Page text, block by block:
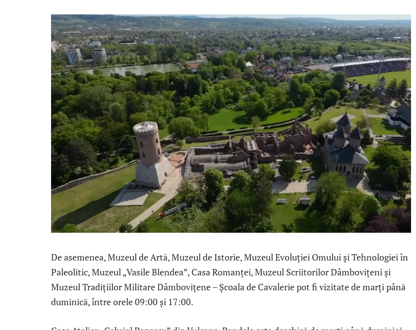
De asemenea, Muzeul de Artă, Muzeul de Istorie, Muzeul Evoluției Omului și Tehnologiei în
Paleolitic, Muzeul „Vasile Blendea”, Casa Romanței, Muzeul Scriitorilor Dâmbovițeni și
Muzeul Tradițiilor Militare Dâmbovițene – Școala de Cavalerie pot fi vizitate de marți până
duminică, între orele 09:00 și 17:00.